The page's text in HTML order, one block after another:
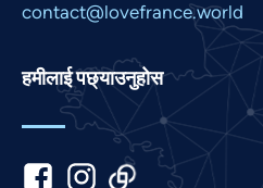
contact@lovefrance.world
हमीलाई पछ्याउनुहोस